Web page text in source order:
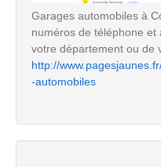
Garages automobiles à
numéros de téléphone et
votre département ou de
http://
-automobiles